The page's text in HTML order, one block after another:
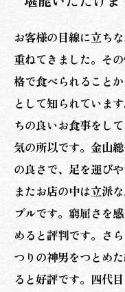
お客様の目線に立ち
重ねてきました。そ
格で食べられること
として知られていま
ちの良いお食事をし
気の所以です。金山
の良さで、足を運び
またお店の中は立派
プルです。窮屈さを
めると評判です。さ
つりの神男をつとめ
ると好評です。四代